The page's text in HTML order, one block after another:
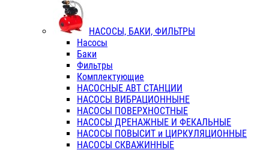
НАСОСЫ, БАКИ, ФИЛЬТРЫ
Насосы
Баки
Фильтры
Комплектующие
НАСОСНЫЕ АВТ СТАНЦИИ
НАСОСЫ ВИБРАЦИОННЫНЕ
НАСОСЫ ПОВЕРХНОСТНЫЕ
НАСОСЫ ДРЕНАЖНЫЕ И ФЕКАЛЬНЫЕ
НАСОСЫ ПОВЫСИТ и ЦИРКУЛЯЦИОННЫЕ
НАСОСЫ СКВАЖИННЫЕ